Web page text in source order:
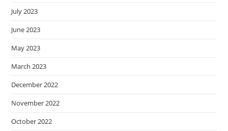
July 2023
June 2023
May 2023
March 2023
December 2022
November 2022
October 2022